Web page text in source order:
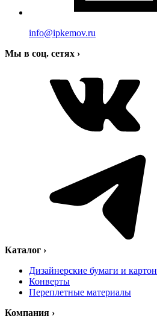
info@ipkemov.ru
Мы в соц. сетях ›
Каталог ›
Дизайнерские бумаги и картон
Конверты
Переплетные материалы
Компания ›